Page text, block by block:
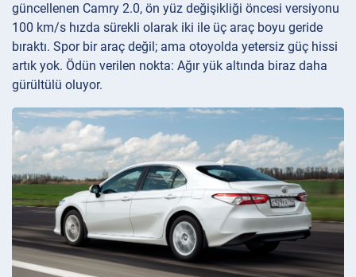
güncellenen Camry 2.0, ön yüz değişikliği öncesi versiyonu
100 km/s hızda sürekli olarak iki ile üç araç boyu geride
bıraktı. Spor bir araç değil; ama otoyolda yetersiz güç hissi
artık yok. Ödün verilen nokta: Ağır yük altında biraz daha
gürültülü oluyor.